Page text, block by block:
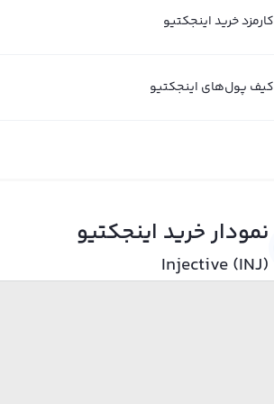
کارمزد خرید اینجکتیو
کیف پول‌های اینجکتیو
نمودار خرید اینجکتیو
Injective (INJ)